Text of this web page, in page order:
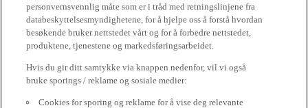
personvernsvennlig måte som er i tråd med retningslinjene fra
databeskyttelsesmyndighetene, for å hjelpe oss å forstå hvordan
besøkende bruker nettstedet vårt og for å forbedre nettstedet,
produktene, tjenestene og markedsføringsarbeidet.
Hvis du gir ditt samtykke via knappen nedenfor, vil vi også
bruke sporings / reklame og sosiale medier:
Cookies for sporing og reklame for å vise deg relevante